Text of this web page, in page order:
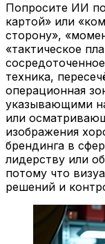
Попросите ИИ
картой» или
сторону»,
«тактическое
техника,
операционная
указывающими
или
изображения
брендинга в
лидерству или
потому что
решений и